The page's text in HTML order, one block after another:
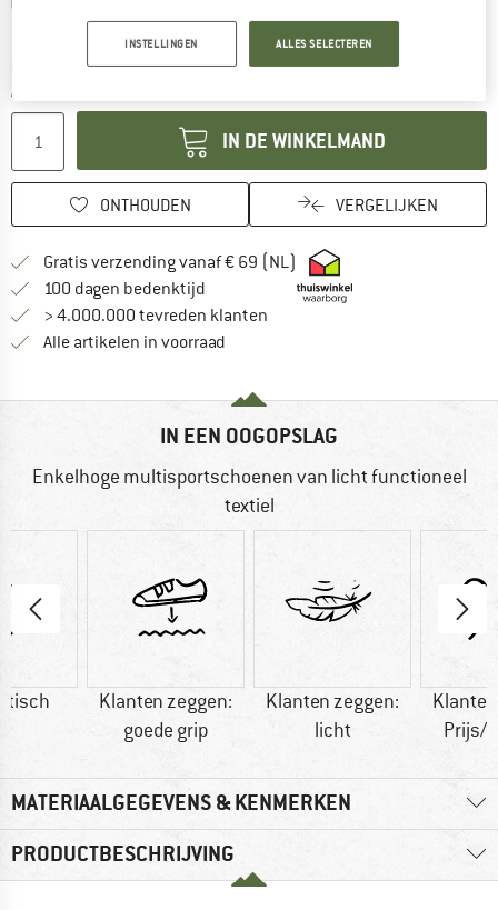
Levertijd: 3-5 werkdagenDe link wordt geopend in een infovak en bevat
Aantal:
IN DE WINKELMAND
ONTHOUDEN VERGELIJKEN
Gratis verzending vanaf € 69 (NL) Vind hier de
100 dagen bedenktijd Vind de betalingsinformatie hier!
> 4.000.000 tevreden klanten
Alle artikelen in voorraad
IN EEN OOGOPSLAG
Enkelhoge multisportschoenen van licht functioneel
textiel
Klanten zeggen:
goede grip
Klanten zeggen:
licht
Prijs/
MATERIAALGEGEVENS & KENMERKEN
PRODUCTBESCHRIJVING
INSTELLINGEN ALLES SELECTEREN